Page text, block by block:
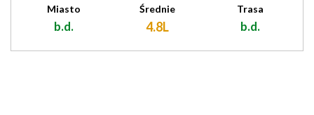
Miasto
b.d.
Średnie
4.8L
Trasa
b.d.